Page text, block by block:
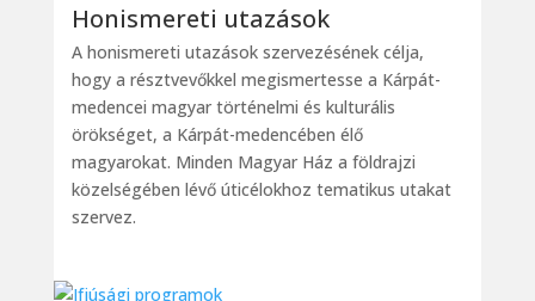
Honismereti utazások
A honismereti utazások szervezésének célja,
hogy a résztvevőkkel megismertesse a Kárpát-
medencei magyar történelmi és kulturális
örökséget, a Kárpát-medencében élő
magyarokat. Minden Magyar Ház a földrajzi
közelségében lévő úticélokhoz tematikus utakat
szervez.